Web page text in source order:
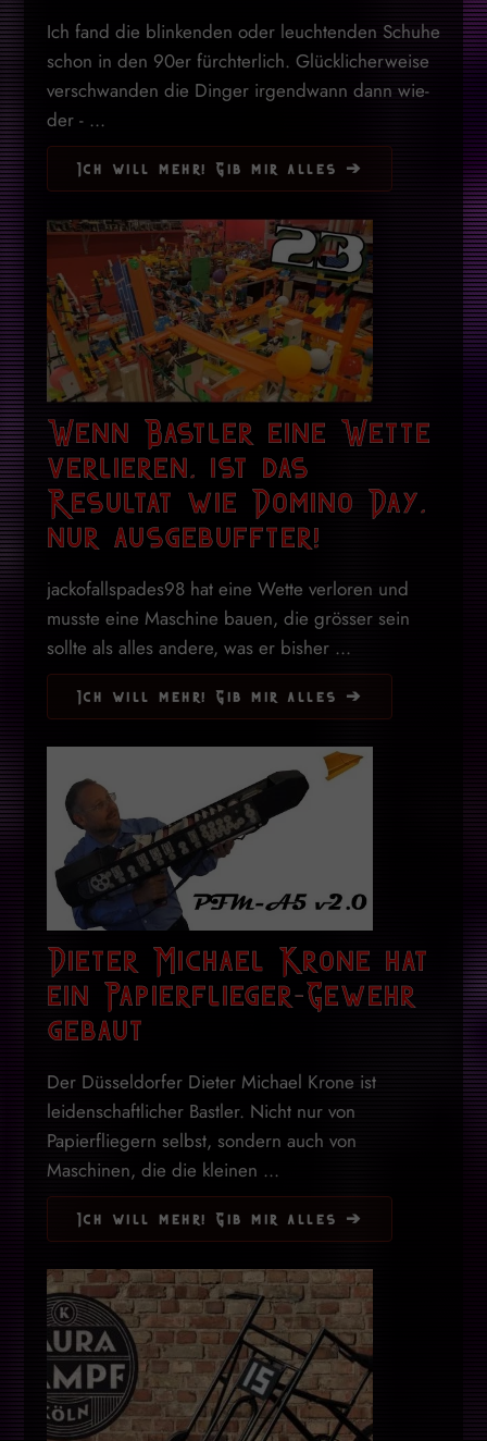
Ich fand die blin­kenden oder leuch­tenden Schuhe
schon in den 90er fürchterlich. Glücklicherweise
ver­schwan­den die Din­ger ir­gend­wann dann wie­
der - ...
Ich will mehr! Gib mir alles ➔
Wenn Bastler eine Wette
verlieren, ist das
Resultat wie Domino Day,
nur ausgebuffter!
jackofallspades98 hat eine Wette verloren und
musste eine Maschine bauen, die grösser sein
sollte als alles andere, was er bisher ...
Ich will mehr! Gib mir alles ➔
Dieter Michael Krone hat
ein Papierflieger-Gewehr
gebaut
Der Düsseldorfer Dieter Michael Krone ist
leidenschaftlicher Bastler. Nicht nur von
Papierfliegern selbst, sondern auch von
Maschinen, die die kleinen ...
Ich will mehr! Gib mir alles ➔